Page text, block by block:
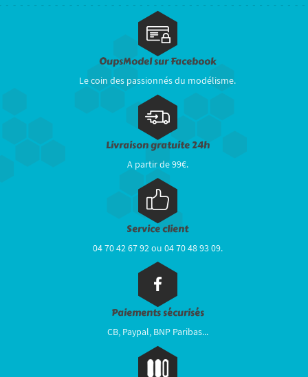
OupsModel sur Facebook
Le coin des passionnés du modélisme.
Livraison gratuite 24h
A partir de 99€.
Service client
04 70 42 67 92 ou 04 70 48 93 09.
Paiements sécurisés
CB, Paypal, BNP Paribas...